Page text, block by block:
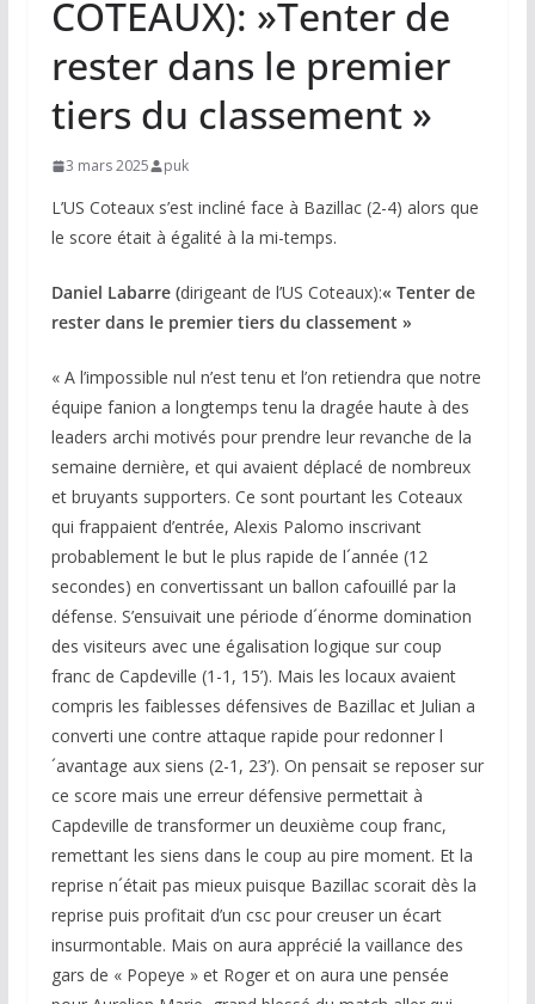
COTEAUX): »Tenter de
rester dans le premier
tiers du classement »
3 mars 2025 puk
L’US Coteaux s’est incliné face à Bazillac (2-4) alors que
le score était à égalité à la mi-temps.
Daniel Labarre (dirigeant de l’US Coteaux):« Tenter de
rester dans le premier tiers du classement »
« A l’impossible nul n’est tenu et l’on retiendra que notre
équipe fanion a longtemps tenu la dragée haute à des
leaders archi motivés pour prendre leur revanche de la
semaine dernière, et qui avaient déplacé de nombreux
et bruyants supporters. Ce sont pourtant les Coteaux
qui frappaient d’entrée, Alexis Palomo inscrivant
probablement le but le plus rapide de l´année (12
secondes) en convertissant un ballon cafouillé par la
défense. S’ensuivait une période d´énorme domination
des visiteurs avec une égalisation logique sur coup
franc de Capdeville (1-1, 15’). Mais les locaux avaient
compris les faiblesses défensives de Bazillac et Julian a
converti une contre attaque rapide pour redonner l
´avantage aux siens (2-1, 23’). On pensait se reposer sur
ce score mais une erreur défensive permettait à
Capdeville de transformer un deuxième coup franc,
remettant les siens dans le coup au pire moment. Et la
reprise n´était pas mieux puisque Bazillac scorait dès la
reprise puis profitait d’un csc pour creuser un écart
insurmontable. Mais on aura apprécié la vaillance des
gars de « Popeye » et Roger et on aura une pensée